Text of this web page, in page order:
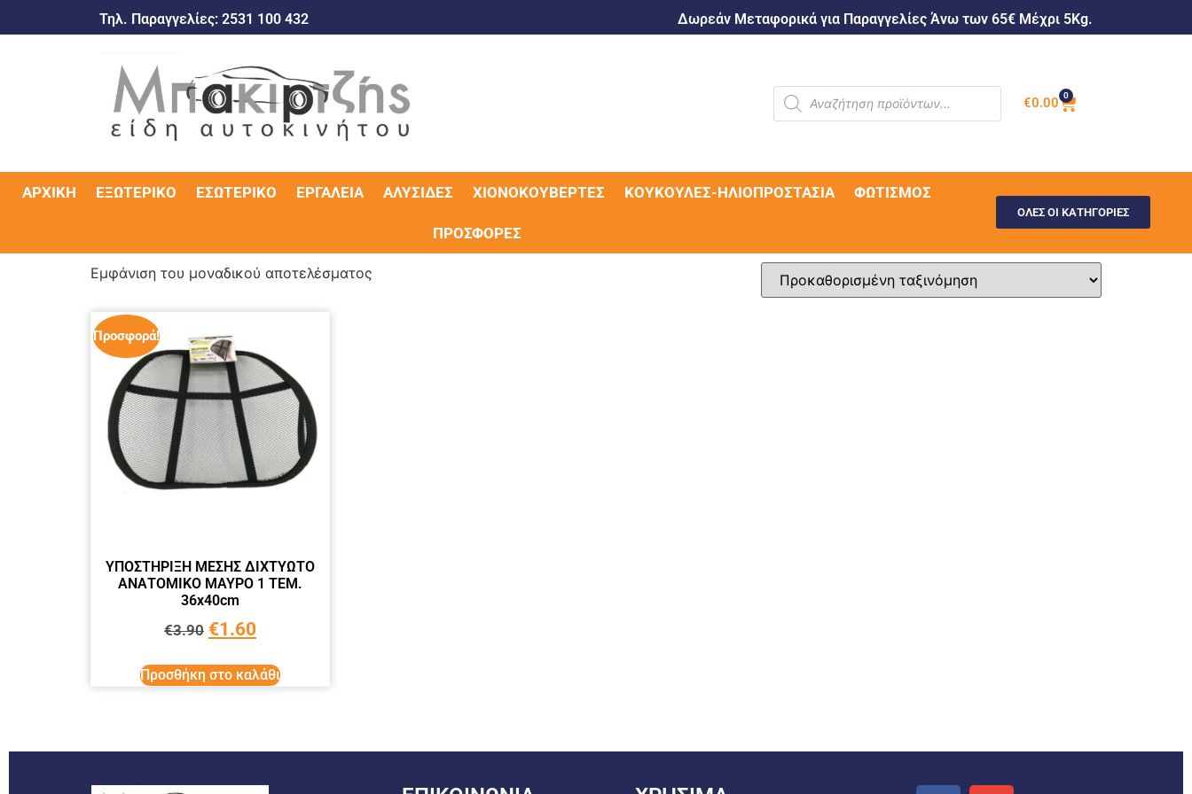
Τηλ. Παραγγελίες: 2531 100 432 Δωρεάν Μεταφορικά για Παραγγελίες Άνω των 65€ Μέχρι 5Kg.
€0.00 0
ΑΡΧΙΚΉ ΕΞΩΤΕΡΙΚΌ ΕΣΩΤΕΡΙΚΌ ΕΡΓΑΛΕΊΑ ΑΛΥΣΊΔΕΣ ΧΙΟΝΟΚΟΥΒΈΡΤΕΣ ΚΟΥΚΟΎΛΕΣ-ΗΛΙΟΠΡΟΣΤΑΣΊΑ ΦΩΤΙΣΜΌΣ
ΠΡΟΣΦΟΡΈΣ
ΟΛΕΣ ΟΙ ΚΑΤΗΓΟΡΙΕΣ
Εμφάνιση του μοναδικού αποτελέσματος
Προσφορά!
ΥΠΟΣΤΗΡΙΞΗ ΜΕΣΗΣ ΔΙΧΤΥΩΤΟ
ΑΝΑΤΟΜΙΚΟ ΜΑΥΡΟ 1 ΤΕΜ.
36x40cm
€3.90 €1.60
Προσθήκη στο καλάθι